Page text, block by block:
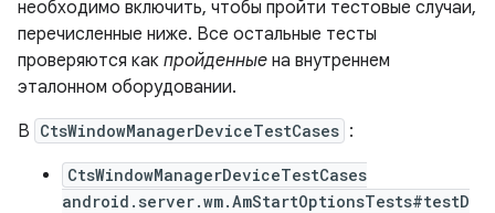
необходимо включить, чтобы пройти тестовые случаи,
перечисленные ниже. Все остальные тесты
проверяются как пройденные на внутреннем
эталонном оборудовании.
В CtsWindowManagerDeviceTestCases :
CtsWindowManagerDeviceTestCases
android.server.wm.AmStartOptionsTests#testD